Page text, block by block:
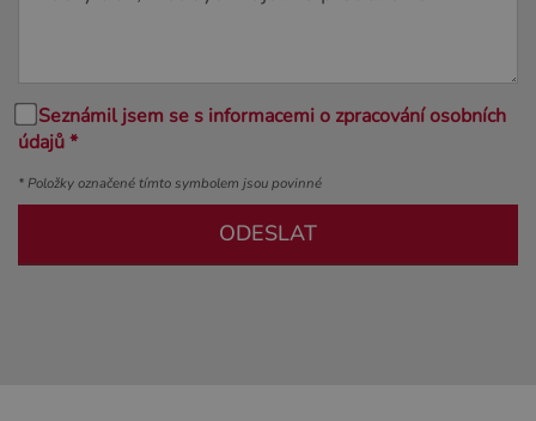
Seznámil jsem se s informacemi o zpracování osobních
údajů *
* Položky označené tímto symbolem jsou povinné
ODESLAT